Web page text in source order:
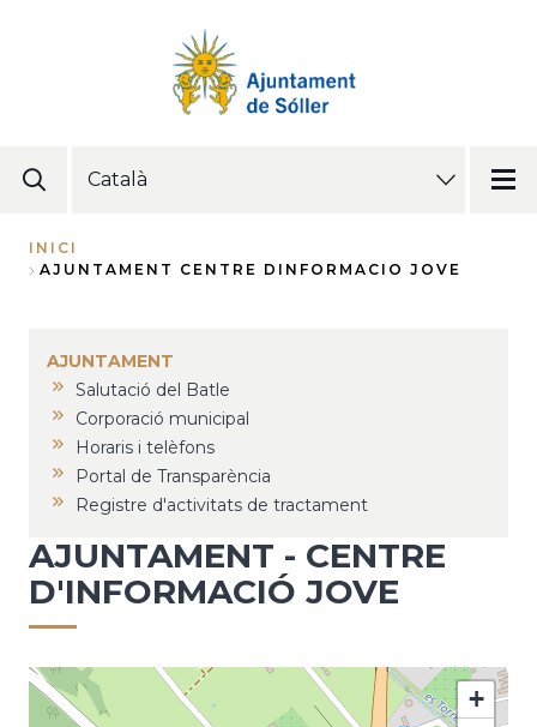
SELECT
YOUR
INICI
AJUNTAMENT CENTRE DINFORMACIO JOVE
AJUNTAMENT
Salutació del Batle
Corporació municipal
Horaris i telèfons
Portal de Transparència
Registre d'activitats de tractament
AJUNTAMENT - CENTRE
D'INFORMACIÓ JOVE
+